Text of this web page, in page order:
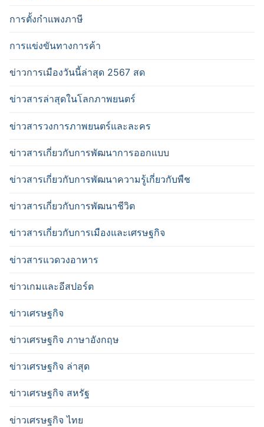
การตั้งกำแพงภาษี
การแข่งขันทางการค้า
ข่าวการเมืองวันนี้ล่าสุด 2567 สด
ข่าวสารล่าสุดในโลกภาพยนตร์
ข่าวสารวงการภาพยนตร์และละคร
ข่าวสารเกี่ยวกับการพัฒนาการออกแบบ
ข่าวสารเกี่ยวกับการพัฒนาความรู้เกี่ยวกับพืช
ข่าวสารเกี่ยวกับการพัฒนาชีวิต
ข่าวสารเกี่ยวกับการเมืองและเศรษฐกิจ
ข่าวสารแวดวงอาหาร
ข่าวเกมและอีสปอร์ต
ข่าวเศรษฐกิจ
ข่าวเศรษฐกิจ ภาษาอังกฤษ
ข่าวเศรษฐกิจ ล่าสุด
ข่าวเศรษฐกิจ สหรัฐ
ข่าวเศรษฐกิจ ไทย